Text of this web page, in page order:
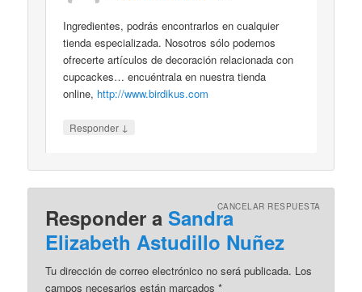
Ingredientes, podrás encontrarlos en cualquier
tienda especializada. Nosotros sólo podemos
ofrecerte artículos de decoración relacionada con
cupcackes… encuéntrala en nuestra tienda
online, http://www.birdikus.com
Responder ↓
Responder aSandra
Elizabeth Astudillo Nuñez
CANCELAR RESPUESTA
Tu dirección de correo electrónico no será publicada. Los
campos necesarios están marcados*